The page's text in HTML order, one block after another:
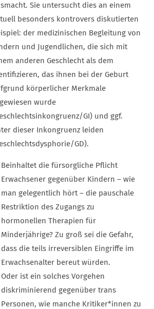
Sie untersucht dies an einem
besonders kontrovers diskutierten
der medizinischen Begleitung von
und Jugendlichen, die sich mit
anderen Geschlecht als dem
das ihnen bei der Geburt
körperlicher Merkmale
wurde
GI) und ggf.
dieser Inkongruenz leiden
GD).
Beinhaltet die fürsorgliche Pflicht
Erwachsener gegenüber Kindern – wie
man gelegentlich hört – die pauschale
Restriktion des Zugangs zu
hormonellen Therapien für
Minderjährige? Zu groß sei die Gefahr,
dass die teils irreversiblen Eingriffe im
Erwachsenalter bereut würden.
Oder ist ein solches Vorgehen
diskriminierend gegenüber trans
Personen, wie manche Kritiker*innen zu